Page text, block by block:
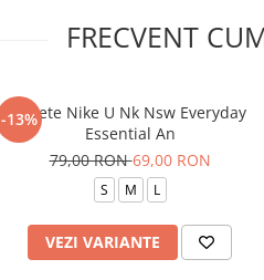
FRECVENT
-13%
Sosete Nike U Nk Nsw Everyday
Essential An
79,00 RON69,00 RON
S M L
VEZI VARIANTE